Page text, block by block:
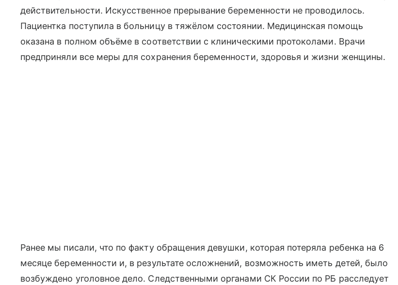
действительности. Искусственное прерывание беременности не проводилось.
Пациентка поступила в больницу в тяжёлом состоянии. Медицинская помощь
оказана в полном объёме в соответствии с клиническими протоколами. Врачи
предприняли все меры для сохранения беременности, здоровья и жизни женщины.
Ранее мы писали, что по факту обращения девушки, которая потеряла ребенка на 6
месяце беременности и, в результате осложнений, возможность иметь детей, было
возбуждено уголовное дело. Следственными органами СК России по РБ расследует